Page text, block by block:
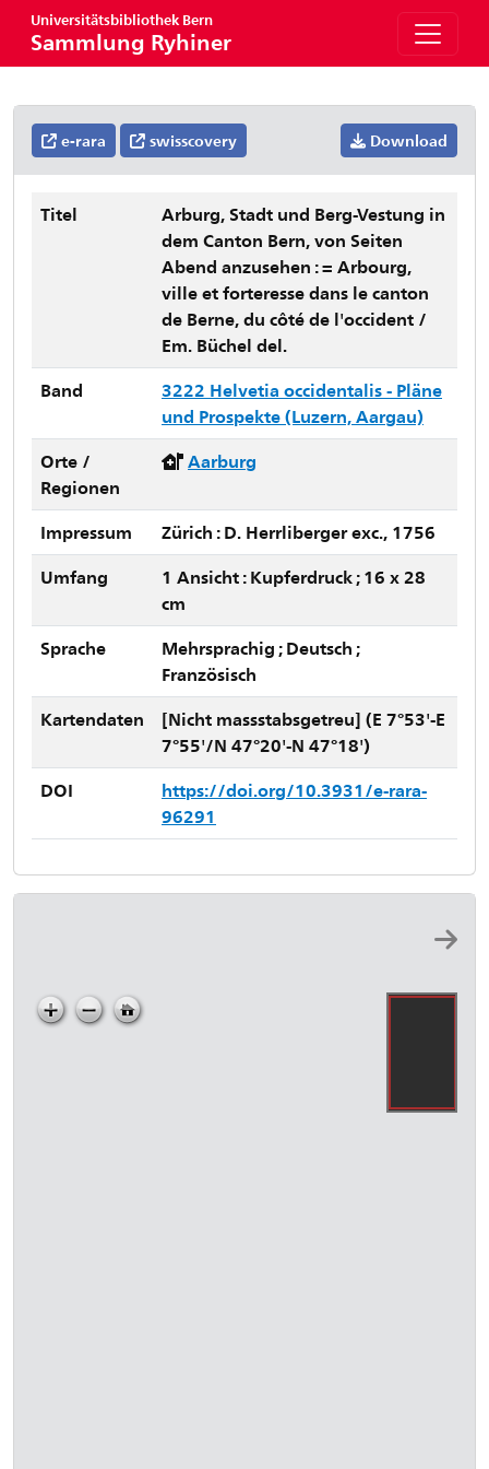
Universitätsbibliothek Bern
Sammlung Ryhiner
e-rara swisscovery Download
Titel
Arburg, Stadt und Berg-Vestung in
dem Canton Bern, von Seiten
Abend anzusehen : = Arbourg,
ville et forteresse dans le canton
de Berne, du côté de l'occident /
Em. Büchel del.
Band
3222 Helvetia occidentalis - Pläne
und Prospekte (Luzern, Aargau)
Orte /
Regionen
Aarburg
Impressum
Zürich : D. Herrliberger exc., 1756
Umfang
1 Ansicht : Kupferdruck ; 16 x 28
cm
Sprache
Mehrsprachig ; Deutsch ;
Französisch
Kartendaten
[Nicht massstabsgetreu] (E 7°53'-E
7°55'/N 47°20'-N 47°18')
DOI
https://doi.org/10.3931/e-rara-
96291